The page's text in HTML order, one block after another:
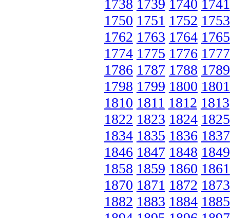
1738 1739 1740 1741
1750 1751 1752 1753
1762 1763 1764 1765
1774 1775 1776 1777
1786 1787 1788 1789
1798 1799 1800 1801
1810 1811 1812 1813
1822 1823 1824 1825
1834 1835 1836 1837
1846 1847 1848 1849
1858 1859 1860 1861
1870 1871 1872 1873
1882 1883 1884 1885